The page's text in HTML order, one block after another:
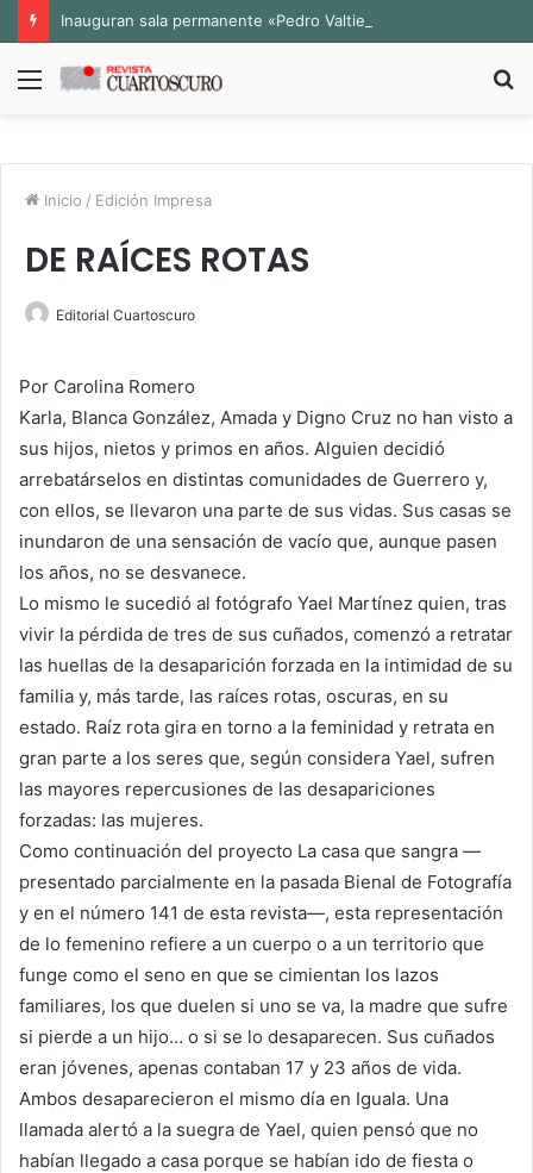
Menú
Inicio / Edición Impresa
DE RAÍCES ROTAS
Editorial Cuartoscuro
Por Carolina Romero
Karla, Blanca González, Amada y Digno Cruz no han visto a
sus hijos, nietos y primos en años. Alguien decidió
arrebatárselos en distintas comunidades de Guerrero y,
con ellos, se llevaron una parte de sus vidas. Sus casas se
inundaron de una sensación de vacío que, aunque pasen
los años, no se desvanece.
Lo mismo le sucedió al fotógrafo Yael Martínez quien, tras
vivir la pérdida de tres de sus cuñados, comenzó a retratar
las huellas de la desaparición forzada en la intimidad de su
familia y, más tarde, las raíces rotas, oscuras, en su
estado. Raíz rota gira en torno a la feminidad y retrata en
gran parte a los seres que, según considera Yael, sufren
las mayores repercusiones de las desapariciones
forzadas: las mujeres.
Como continuación del proyecto La casa que sangra —
presentado parcialmente en la pasada Bienal de Fotografía
y en el número 141 de esta revista—, esta representación
de lo femenino refiere a un cuerpo o a un territorio que
funge como el seno en que se cimientan los lazos
familiares, los que duelen si uno se va, la madre que sufre
si pierde a un hijo… o si se lo desaparecen. Sus cuñados
eran jóvenes, apenas contaban 17 y 23 años de vida.
Ambos desaparecieron el mismo día en Iguala. Una
llamada alertó a la suegra de Yael, quien pensó que no
habían llegado a casa porque se habían ido de fiesta o